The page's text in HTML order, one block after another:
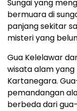
Sungai yang
bermuara di
panjang sekitar
misteri yang
Gua Kelelawar
wisata alam
Kartanegara.
pemandangan
berbeda dari